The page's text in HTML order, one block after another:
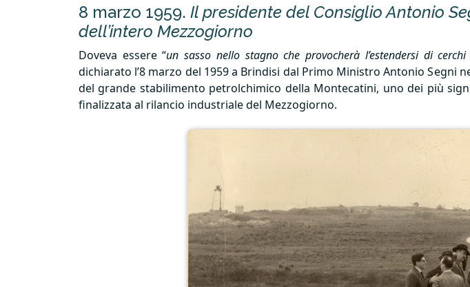
8 marzo 1959. Il presidente del Consiglio Antonio
dell’intero Mezzogiorno
Doveva essere “un sasso nello stagno che provocherà l’estendersi di
dichiarato l’8 marzo del 1959 a Brindisi dal Primo Ministro Antonio
del grande stabilimento petrolchimico della Montecatini, uno dei più
finalizzata al rilancio industriale del Mezzogiorno.